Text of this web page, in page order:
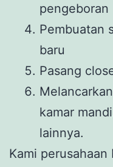
pengeboran
Pembuatan
baru
Pasang
kamar
lainnya.
Kami